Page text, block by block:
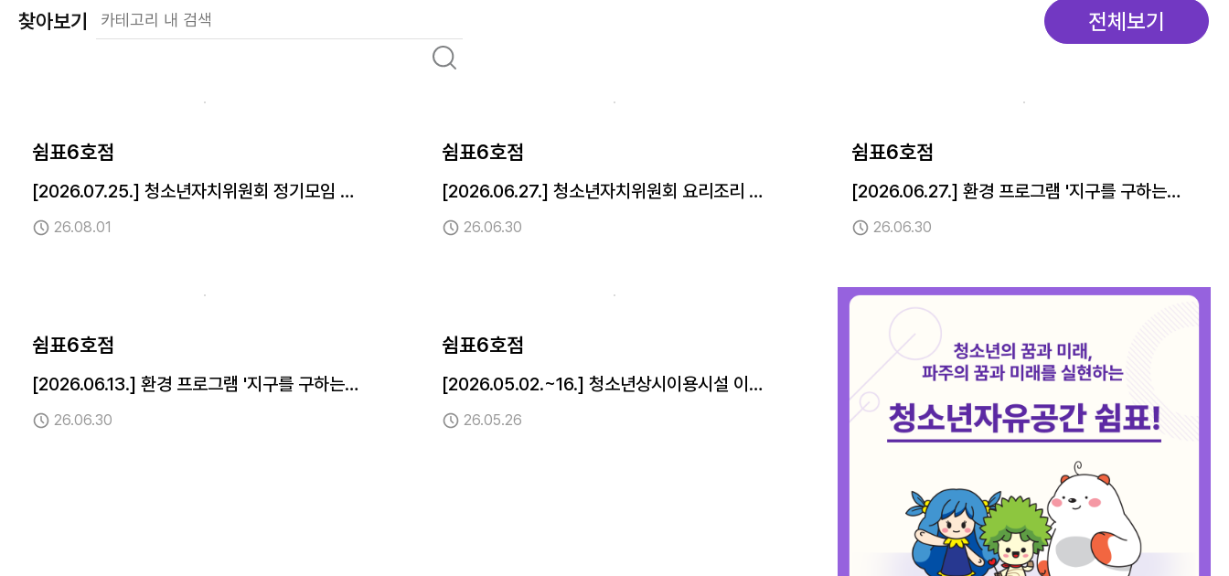
전체
찾아보기
쉼표6호점
[2026.07.25.] 청소년자치위원회 정기모임 진
26.08.01
쉼표6호점
[2026.06.27.] 청소년자치위원회 요리조리 모
26.06.30
쉼표6호점
[2026.06.27.] 환경 프로그램 '지구를 구하는
26.06.30
쉼표6호점
[2026.06.13.] 환경 프로그램 '지구를 구하는
26.06.30
쉼표6호점
[2026.05.02.~16.] 청소년상시이용시설 이벤
26.05.26